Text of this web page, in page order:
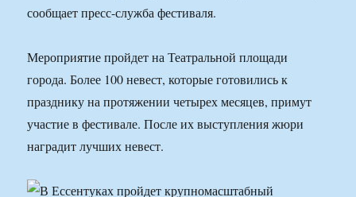
сообщает пресс-служба фестиваля.
Мероприятие пройдет на Театральной площади
города. Более 100 невест, которые готовились к
празднику на протяжении четырех месяцев, примут
участие в фестивале. После их выступления жюри
наградит лучших невест.